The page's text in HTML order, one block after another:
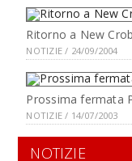
Ritorno a New
NOTIZIE / 24/09/2004
Prossima fermata
NOTIZIE / 14/07/2003
NOTIZIE